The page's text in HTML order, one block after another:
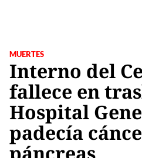
MUERTES
Interno del
fallece en
Hospital
padecía
páncreas